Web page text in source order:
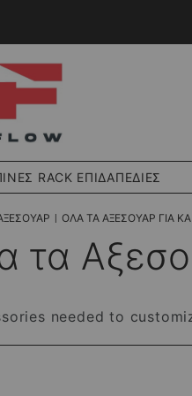
RACK ΕΠΙΔΑΠΕΔΙΕΣ
ΌΛΑ ΤΑ ΑΞΕΣΟΥΆΡ ΓΙΑ
τα
needed to